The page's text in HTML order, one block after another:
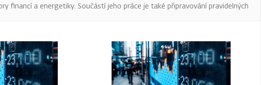
financí a energetiky. Součástí jeho práce je také připravování pravidelných